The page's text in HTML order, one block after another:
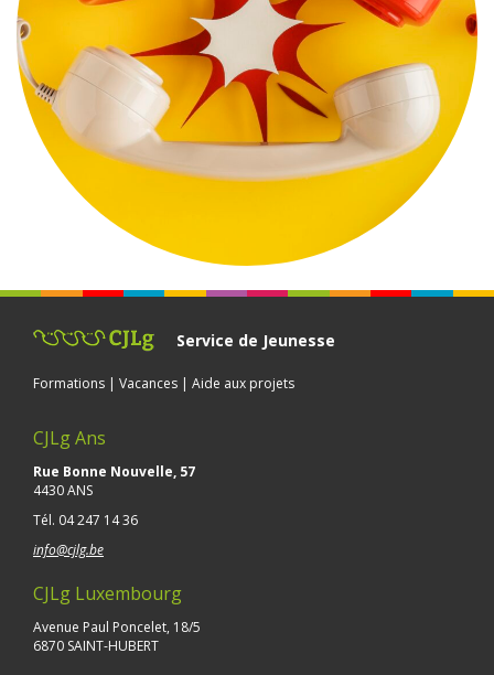
Service de Jeunesse
Formations | Vacances | Aide aux projets
CJLg Ans
Rue Bonne Nouvelle, 57
4430 ANS
Tél. 04 247 14 36
info@cjlg.be
CJLg Luxembourg
Avenue Paul Poncelet, 18/5
6870 SAINT-HUBERT